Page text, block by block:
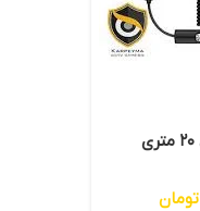
دوربین آندوسکوپی 20 متری
تومان